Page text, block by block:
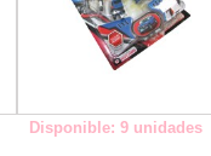
Disponible: 9 unidades